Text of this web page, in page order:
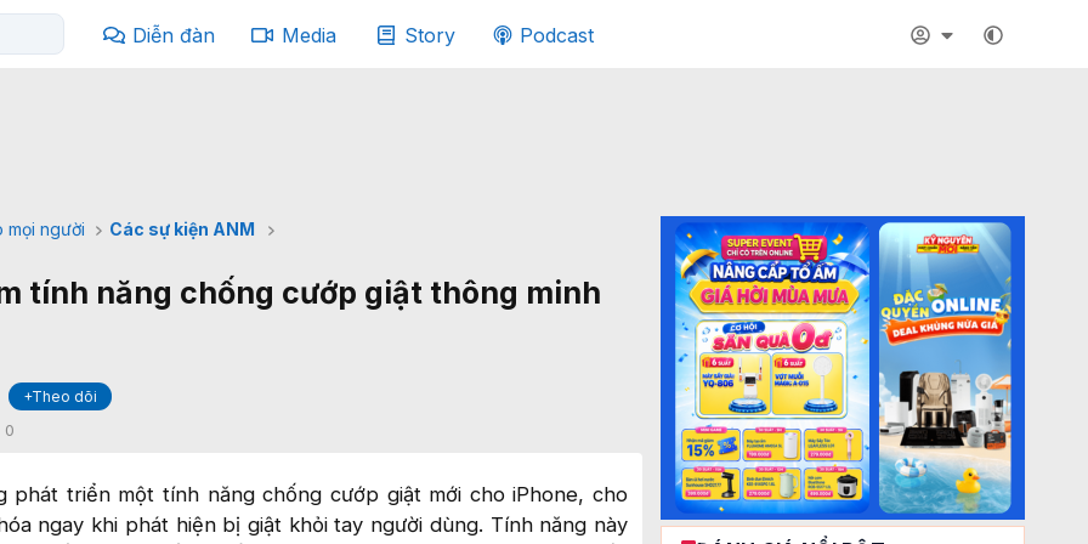
Diễn đàn Media Story Podcast
mọi người Các sự kiện ANM
tính năng chống cướp giật thông minh
+Theo dõi
0
phát triển một tính năng chống cướp giật mới cho iPhone, cho
ngay khi phát hiện bị giật khỏi tay người dùng. Tính năng này